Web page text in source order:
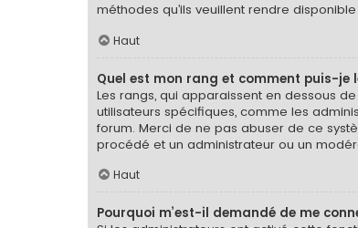
méthodes qu’ils veuillent rendre
Haut
Quel est mon rang et comment puis-je
Les rangs, qui apparaissent en dessous
utilisateurs spécifiques, comme les
forum. Merci de ne pas abuser de ce
procédé et un administrateur ou un
Haut
Pourquoi m’est-il demandé de me